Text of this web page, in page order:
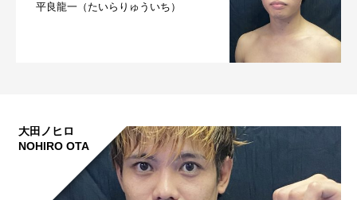
平良龍一（たいらりゅういち）
大田ノヒロ
NOHIRO OTA